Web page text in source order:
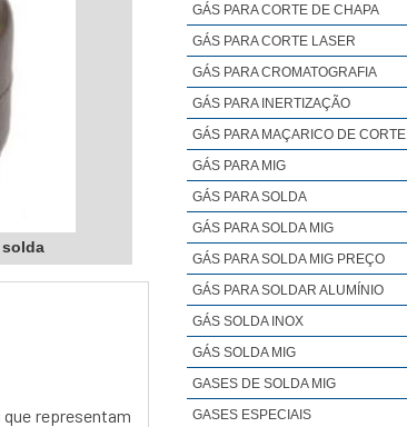
solda
representam
GÁS PARA CORTE DE CHAPA
GÁS PARA CORTE LASER
GÁS PARA CROMATOGRAFIA
GÁS PARA INERTIZAÇÃO
GÁS PARA MAÇARICO DE CORTE
GÁS PARA MIG
GÁS PARA SOLDA
GÁS PARA SOLDA MIG
GÁS PARA SOLDA MIG PREÇO
GÁS PARA SOLDAR ALUMÍNIO
GÁS SOLDA INOX
GÁS SOLDA MIG
GASES DE SOLDA MIG
GASES ESPECIAIS